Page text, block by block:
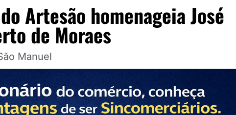
Artesão homenageia José
de Moraes
Manuel